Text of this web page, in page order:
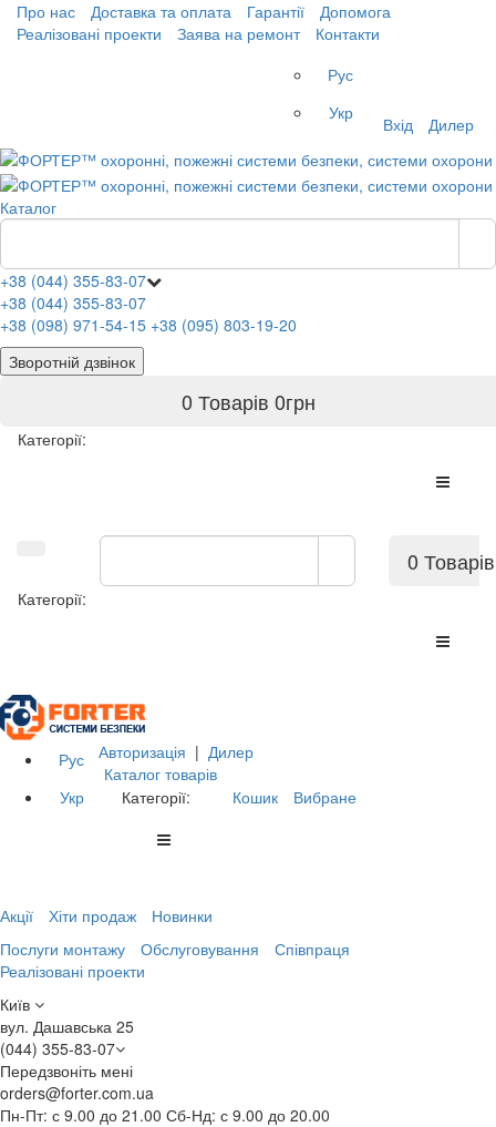
Про нас Доставка та оплата Гарантії
Допомога
Реалізовані проекти
Заява на ремонт
Контакти
Рус
Укр
Вхід Дилер
Каталог
+38 (044) 355-83-07
+38 (044) 355-83-07
+38 (098) 971-54-15 +38 (095) 803-19-20
Зворотній дзвінок
0 Товарів 0грн
Категорії:
0 Товарів
Категорії:
Рус
Укр
Авторизація | Дилер
Каталог товарів
Категорії:
Кошик Вибране
Акції Хіти продаж
Новинки
Послуги монтажу
Обслуговування
Співпраця
Реалізовані проекти
Київ
вул. Дашавська 25
(044) 355-83-07
Передзвоніть мені
orders@forter.com.ua
Пн-Пт: с 9.00 до 21.00 Сб-Нд: с 9.00 до 20.00